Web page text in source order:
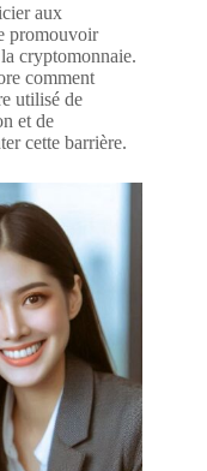
aux
promouvoir
cryptomonnaie.
comment
utilisé de
et de
cette barrière.